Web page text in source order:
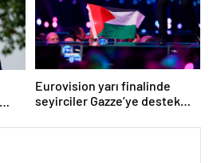
Eurovision yarı finalinde
seyirciler Gazze’ye destek